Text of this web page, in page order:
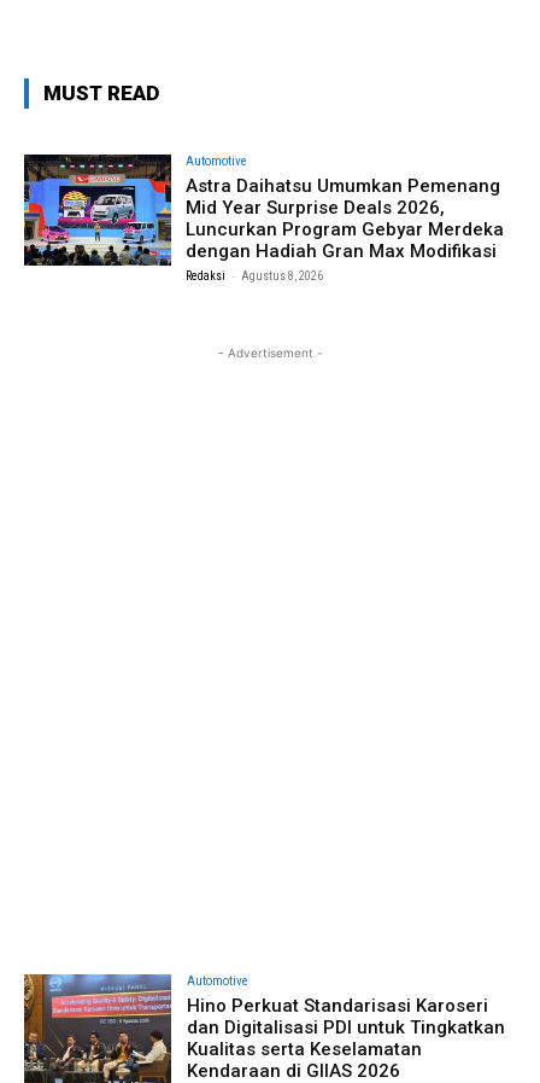
MUST READ
Automotive
Astra Daihatsu Umumkan Pemenang
Mid Year Surprise Deals 2026,
Luncurkan Program Gebyar Merdeka
dengan Hadiah Gran Max Modifikasi
Redaksi - Agustus 8, 2026
- Advertisement -
Automotive
Hino Perkuat Standarisasi Karoseri
dan Digitalisasi PDI untuk Tingkatkan
Kualitas serta Keselamatan
Kendaraan di GIIAS 2026